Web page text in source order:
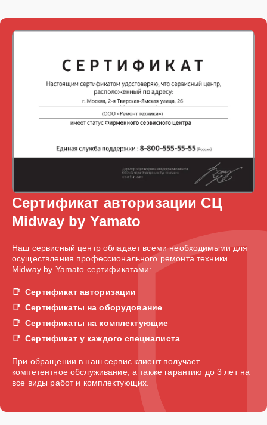
Сертификат авторизации СЦ
Midway by Yamato
Наш сервисный центр обладает всеми необходимыми для
осуществления профессионального ремонта техники
Midway by Yamato сертификатами:
Сертификат авторизации
Сертификаты на оборудование
Сертификаты на комплектующие
Сертификат у каждого специалиста
При обращении в наш сервис клиент получает
компетентное обслуживание, а также гарантию до 3 лет на
все виды работ и комплектующих.